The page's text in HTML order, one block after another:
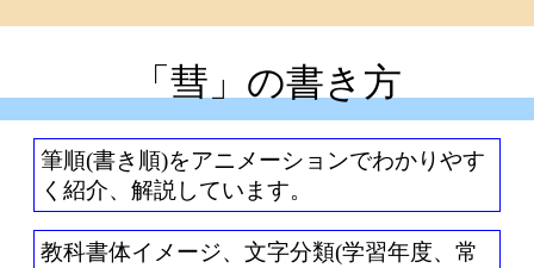
「彗」の書き方
筆順(書き順)をアニメーションでわかりやす
く紹介、解説しています。
教科書体イメージ、文字分類(学習年度、常